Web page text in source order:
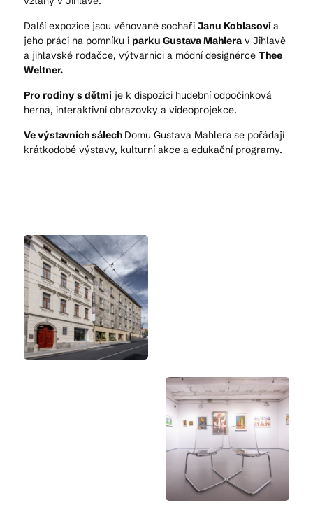
Další expozice jsou věnované sochaři Janu Koblasovia
jeho práci na pomníku i parku Gustava Mahlera v Jihlavě
a jihlavské rodačce, výtvarnici a módní designérce Thee
Weltner.
Pro rodiny s dětmi je k dispozici hudební odpočinková
herna, interaktivní obrazovky a videoprojekce.
Ve výstavních sálech Domu Gustava Mahlerase pořádají
krátkodobé výstavy, kulturní akce a edukační programy.